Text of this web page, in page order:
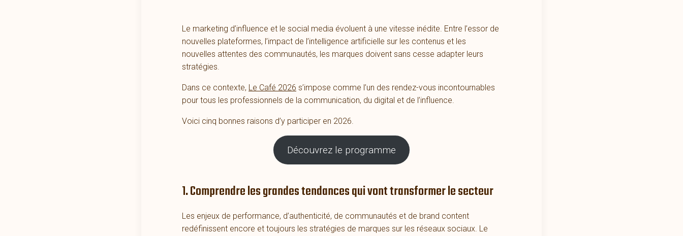
Le marketing d’influence et le social media évoluent à une vitesse inédite. Entre l’essor de
nouvelles plateformes, l’impact de l’intelligence artificielle sur les contenus et les
nouvelles attentes des communautés, les marques doivent sans cesse adapter leurs
stratégies.
Dans ce contexte, Le Café 2026 s’impose comme l’un des rendez-vous incontournables
pour tous les professionnels de la communication, du digital et de l’influence.
Voici cinq bonnes raisons d’y participer en 2026.
Découvrez le programme
1. Comprendre les grandes tendances qui vont transformer le secteur
Les enjeux de performance, d’authenticité, de communautés et de brand content
redéfinissent encore et toujours les stratégies de marques sur les réseaux sociaux. Le